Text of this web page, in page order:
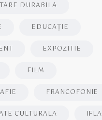
DURABILA
EDUCAŢIE
EXPOZITIE
FILM
FRANCOFONIE
CULTURALA IFLA